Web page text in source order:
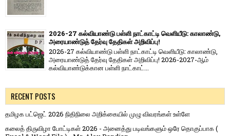
2026-27 கல்வியாண்டு பள்ளி நாட்காட்டி வெளியீடு: காலாண்டு,
அரையாண்டுத் தேர்வு தேதிகள் அறிவிப்பு!
2026-27 கல்வியாண்டு பள்ளி நாட்காட்டி வெளியீடு: காலாண்டு,
அரையாண்டுத் தேர்வு தேதிகள் அறிவிப்பு! 2026-2027-ஆம்
கல்வியாண்டுக்கான பள்ளி நாட்காட்...
RECENT POSTS
தமிழக பட்ஜெட் 2026 நிதிநிலை அறிக்கையில் முழு விவரங்கள் உள்ளே
கலைத் திருவிழா போட்டிகள் 2026 - அனைத்து படிவங்களும் ஒரே தொகுப்பாக (